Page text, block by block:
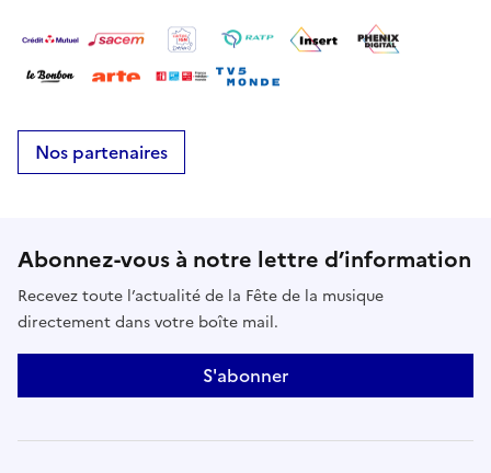
Nos partenaires
Abonnez-vous à notre lettre d’information
Recevez toute l’actualité de la Fête de la musique
directement dans votre boîte mail.
S'abonner